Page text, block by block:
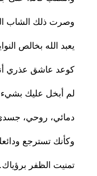
وصرت ذلك الشاب
يعبد الله بخالص
كوعد عاشق عذري
لم أبخل عليك
دمائي، روحي،
وكأنك تسترجع
تمنيت الظفر